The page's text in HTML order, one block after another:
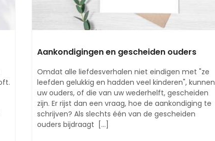
Aankondigingen en gescheiden ouders
Omdat alle liefdesverhalen niet eindigen met "ze
leefden gelukkig en hadden veel kinderen", kunnen
uw ouders, of die van uw wederhelft, gescheiden
zijn. Er rijst dan een vraag, hoe de aankondiging te
schrijven? Als slechts één van de gescheiden
ouders bijdraagt ​ [...]